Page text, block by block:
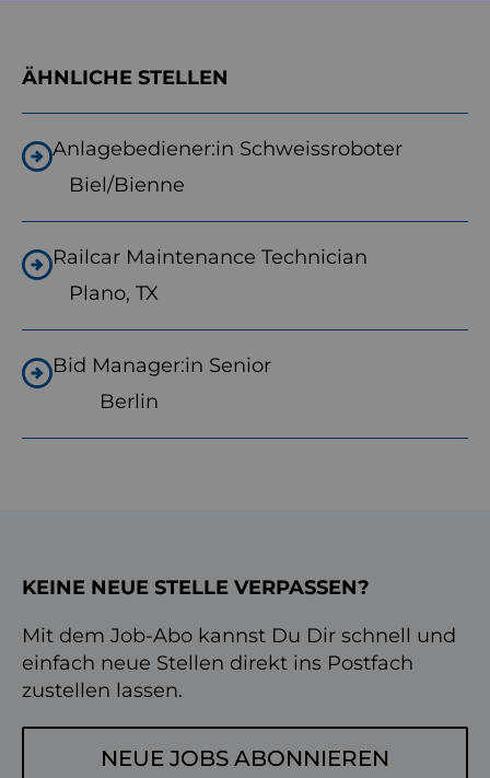
ÄHNLICHE STELLEN
Anlagebediener:in Schweissroboter
Biel/Bienne
Railcar Maintenance Technician
Plano, TX
Bid Manager:in Senior
Berlin
KEINE NEUE STELLE VERPASSEN?
Mit dem Job-Abo kannst Du Dir schnell und
einfach neue Stellen direkt ins Postfach
zustellen lassen.
NEUE JOBS ABONNIEREN